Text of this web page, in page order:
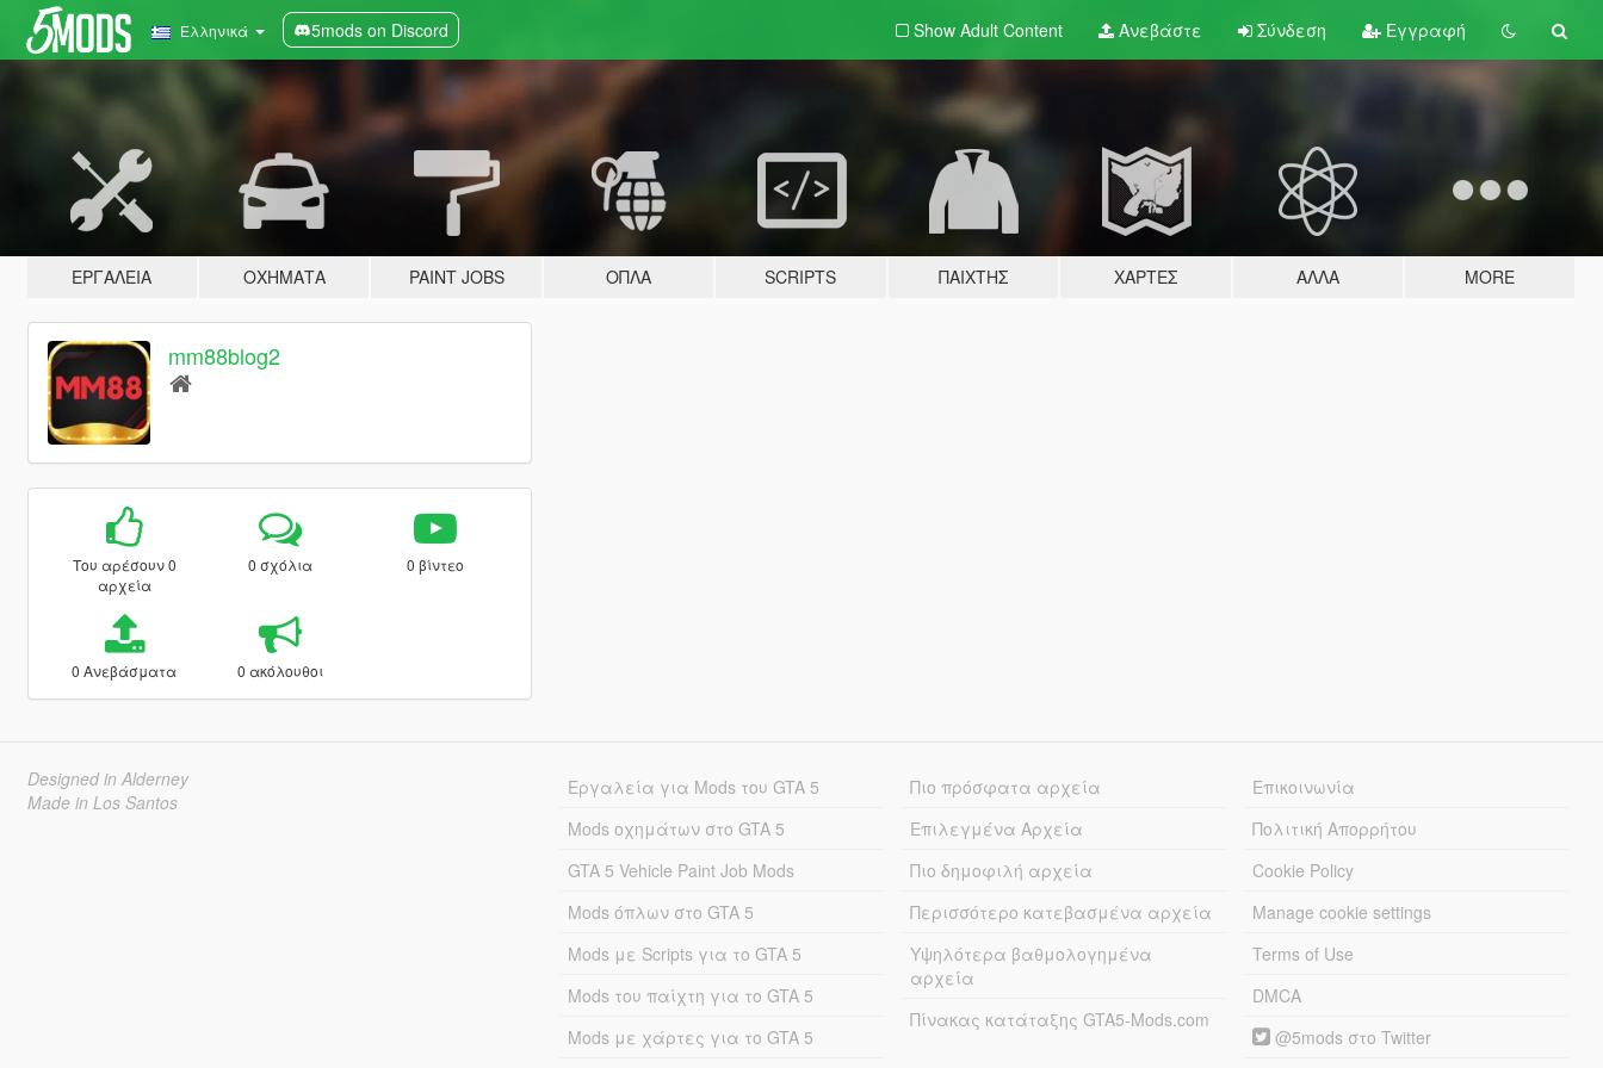
Ελληνικά 5mods on Discord Show Adult Content Ανεβάστε Σύνδεση Εγγραφή
ΕΡΓΑΛΕΊΑ ΟΧΉΜΑΤΑ PAINT JOBS ΌΠΛΑ SCRIPTS ΠΑΊΧΤΗΣ ΧΆΡΤΕΣ ΆΛΛΑ MORE
mm88blog2
Του αρέσουν 0
αρχεία
0 σχόλια 0 βίντεο
0 Ανεβάσματα 0 ακόλουθοι
Designed in Alderney
Made in Los Santos
Εργαλεία για Mods του GTA 5
Mods οχημάτων στο GTA 5
GTA 5 Vehicle Paint Job Mods
Mods όπλων στο GTA 5
Mods με Scripts για το GTA 5
Mods του παίχτη για το GTA 5
Mods με χάρτες για το GTA 5
Πιο πρόσφατα αρχεία
Επιλεγμένα Αρχεία
Πιο δημοφιλή αρχεία
Περισσότερο κατεβασμένα αρχεία
Υψηλότερα βαθμολογημένα
αρχεία
Πίνακας κατάταξης GTA5-Mods.com
Επικοινωνία
Πολιτική Απορρήτου
Cookie Policy
Manage cookie settings
Terms of Use
DMCA
@5mods στο Twitter